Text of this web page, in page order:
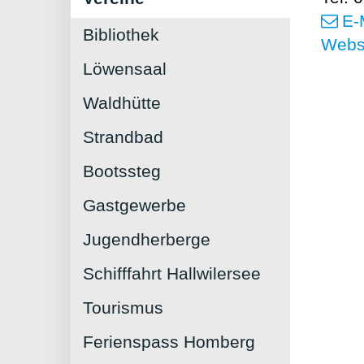
Bibliothek
Löwensaal
Waldhütte
Strandbad
Bootssteg
Gastgewerbe
Jugendherberge
Schifffahrt Hallwilersee
Tourismus
Ferienspass Homberg
E-